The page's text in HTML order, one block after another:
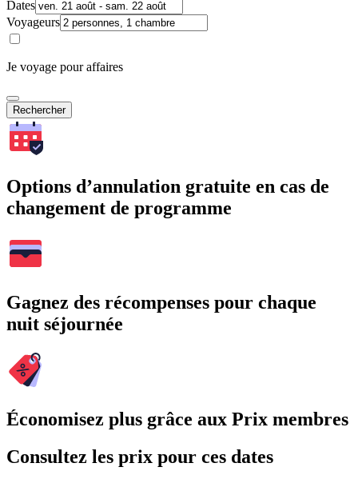
Dates
Voyageurs
Je voyage pour affaires
Rechercher
Options d’annulation gratuite en cas de
changement de programme
Gagnez des récompenses pour chaque
nuit séjournée
Économisez plus grâce aux Prix membres
Consultez les prix pour ces dates